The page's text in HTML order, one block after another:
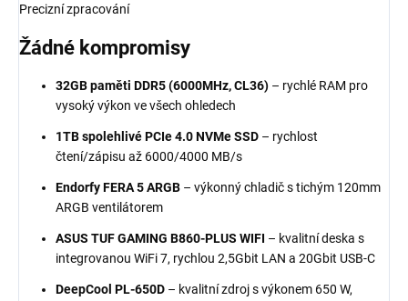
Precizní zpracování
Žádné kompromisy
32GB paměti DDR5 (6000MHz, CL36) – rychlé RAM pro
vysoký výkon ve všech ohledech
1TB spolehlivé PCIe 4.0 NVMe SSD – rychlost
čtení/zápisu až 6000/4000 MB/s
Endorfy FERA 5 ARGB – výkonný chladič s tichým 120mm
ARGB ventilátorem
ASUS TUF GAMING B860-PLUS WIFI – kvalitní deska s
integrovanou WiFi 7, rychlou 2,5Gbit LAN a 20Gbit USB-C
DeepCool PL-650D – kvalitní zdroj s výkonem 650 W,